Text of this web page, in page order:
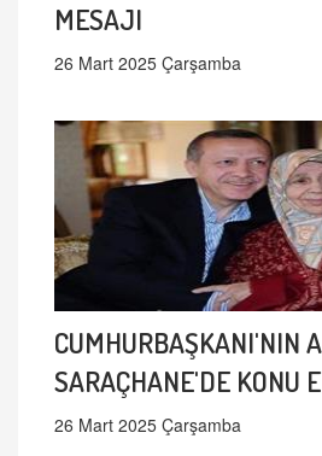
MESAJI
26 Mart 2025 Çarşamba
CUMHURBAŞKANI'NIN
SARAÇHANE'DE KONU
26 Mart 2025 Çarşamba